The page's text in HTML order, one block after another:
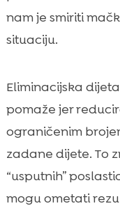
nam je smiriti
situaciju.
Eliminacijska
pomaže jer
ograničenim
zadane dijete. To
“usputnih”
mogu ometati